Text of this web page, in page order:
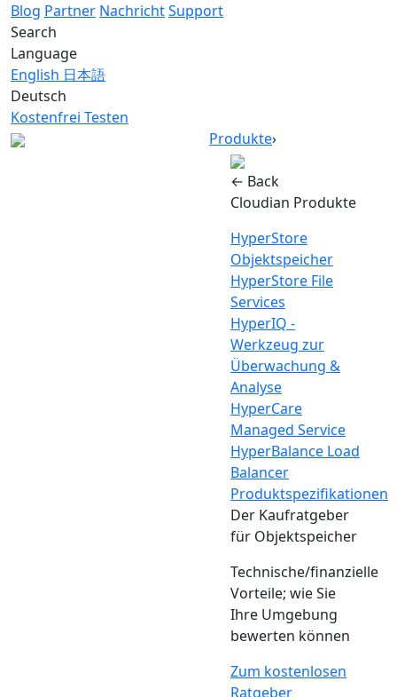
Blog Partner NachrichtSupport
Search
Language
English 日本語
Deutsch
Kostenfrei Testen
Produkte›
← Back
Cloudian Produkte
HyperStore
Objektspeicher
HyperStore File
Services
HyperIQ -
Werkzeug zur
Überwachung &
Analyse
HyperCare
Managed Service
HyperBalance Load
Balancer
Produktspezifikationen
Der Kaufratgeber
für Objektspeicher
Technische/finanzielle
Vorteile; wie Sie
Ihre Umgebung
bewerten können
Zum kostenlosen
Ratgeber